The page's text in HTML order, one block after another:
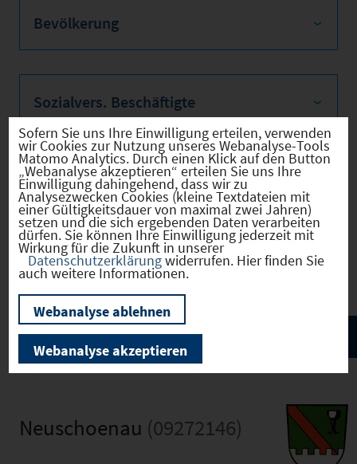
Bevölkerung
Sozialvers. Beschäftigte
Verkehrsinfrastruktur
Kommunale Infrastruktur
Neuschoenau (09272146)
Sofern Sie uns Ihre Einwilligung erteilen, verwenden
wir Cookies zur Nutzung unseres Webanalyse-Tools
Matomo Analytics. Durch einen Klick auf den Button
„Webanalyse akzeptieren“ erteilen Sie uns Ihre
Einwilligung dahingehend, dass wir zu
Analysezwecken Cookies (kleine Textdateien mit
einer Gültigkeitsdauer von maximal zwei Jahren)
setzen und die sich ergebenden Daten verarbeiten
dürfen. Sie können Ihre Einwilligung jederzeit mit
Wirkung für die Zukunft in unserer
Datenschutzerklärungwiderrufen. Hier finden Sie
auch weitere Informationen.
Webanalyse ablehnen
Webanalyse akzeptieren